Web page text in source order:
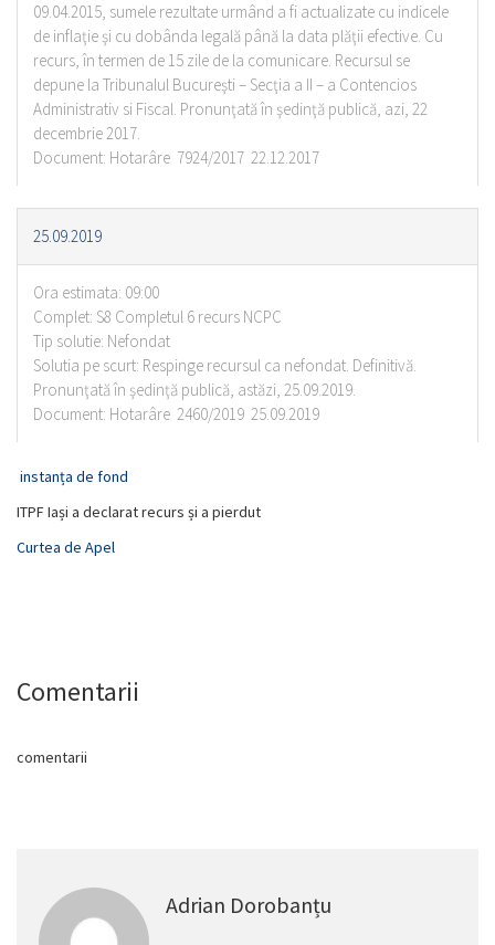
09.04.2015, sumele rezultate urmând a fi actualizate cu indicele
de inflaţie şi cu dobânda legală până la data plăţii efective. Cu
recurs, în termen de 15 zile de la comunicare. Recursul se
depune la Tribunalul Bucureşti – Secţia a II – a Contencios
Administrativ si Fiscal. Pronunţată în şedinţă publică, azi, 22
decembrie 2017.
Document: Hotarâre 7924/2017 22.12.2017
25.09.2019
Ora estimata: 09:00
Complet: S8 Completul 6 recurs NCPC
Tip solutie: Nefondat
Solutia pe scurt: Respinge recursul ca nefondat. Definitivă.
Pronunţată în şedinţă publică, astăzi, 25.09.2019.
Document: Hotarâre 2460/2019 25.09.2019
instanța de fond
ITPF Iași a declarat recurs și a pierdut
Curtea de Apel
Comentarii
comentarii
Adrian Dorobanțu